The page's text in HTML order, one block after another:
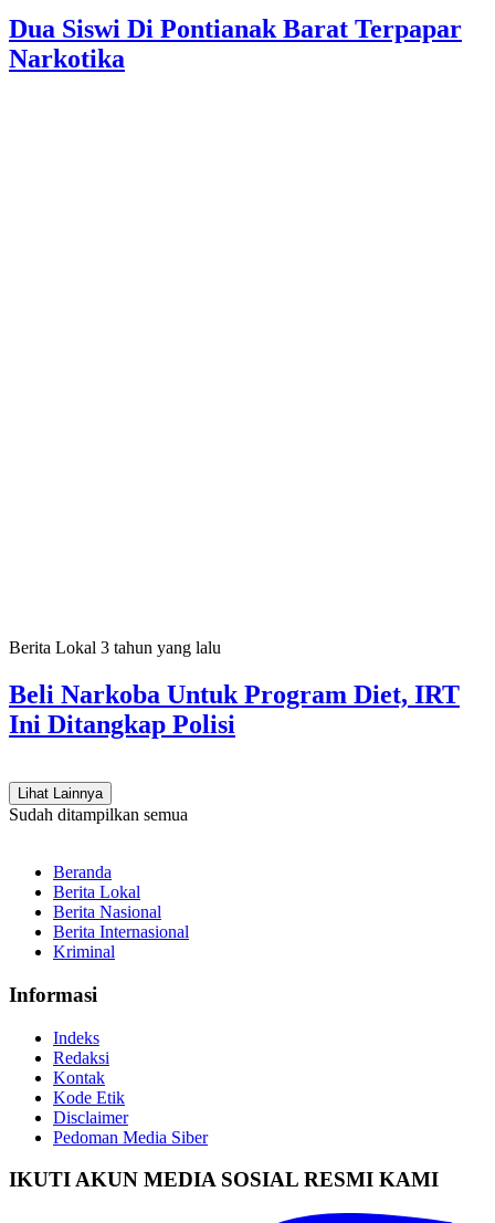
Dua Siswi Di Pontianak Barat Terpapar
Narkotika
Berita Lokal 3 tahun yang lalu
Beli Narkoba Untuk Program Diet, IRT
Ini Ditangkap Polisi
Lihat Lainnya
Sudah ditampilkan semua
Beranda
Berita Lokal
Berita Nasional
Berita Internasional
Kriminal
Informasi
Indeks
Redaksi
Kontak
Kode Etik
Disclaimer
Pedoman Media Siber
IKUTI AKUN MEDIA SOSIAL RESMI KAMI